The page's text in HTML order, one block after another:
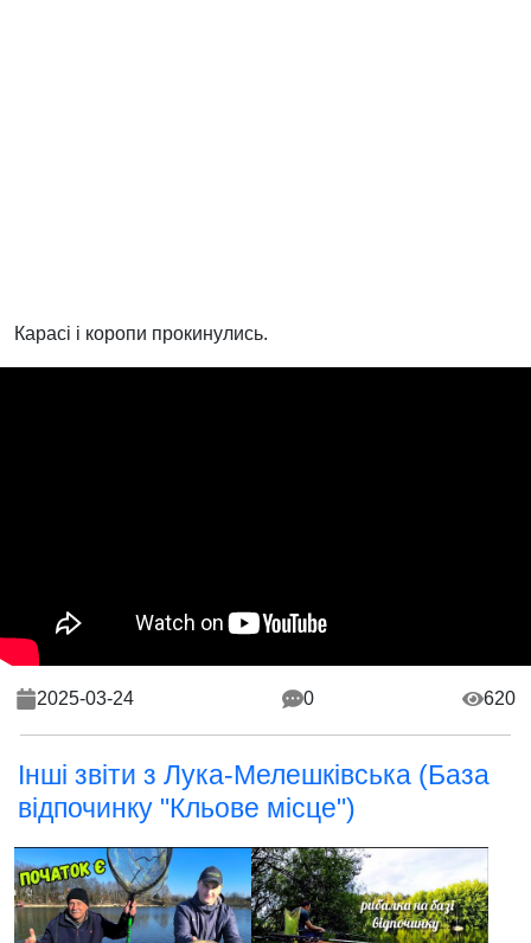
Карасі і коропи прокинулись.
2025-03-24 0 620
Інші звіти з Лука-Мелешківська (База
відпочинку "Кльове місце")